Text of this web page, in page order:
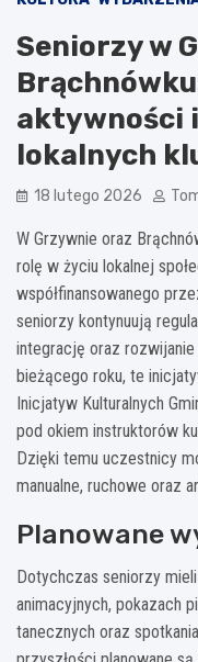
Seniorzy w
aktywności
lokalnych
18 lutego 2026
W Grzywnie oraz
rolę w życiu lokalnej
współfinansowanego
seniorzy kontynuują
integrację oraz
bieżącego roku, te
Inicjatyw Kulturalnych
pod okiem instruktorów
Dzięki temu uczestnicy
manualne, ruchowe oraz
Planowane
Dotychczas seniorzy
animacyjnych, pokazach
tanecznych oraz